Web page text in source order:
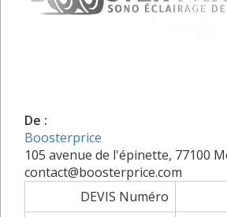
De :
Boosterprice
105 avenue de l'épinette, 77100
contact@boosterprice.com
DEVIS Numéro